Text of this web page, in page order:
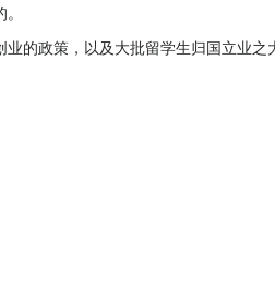
的政策，以及大批留学生归国立业之